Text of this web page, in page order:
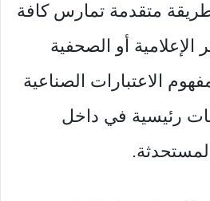
متقدمة تمارس كافة
الإعلامية أو الصحفية
الاعتبارات الصناعية
رئيسية في داخل